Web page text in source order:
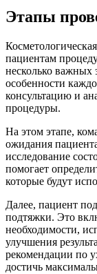
Этапы
пациентам
несколько важных
особенности
консультацию и
процедуры.
На этом этапе,
ожидания
исследование
помогает
которые будут
Далее, пациент
подтяжки. Это
необходимости,
улучшения
рекомендации по
достичь